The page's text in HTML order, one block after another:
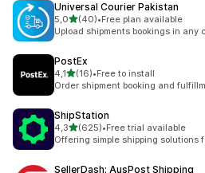
Universal Courier Pakistan
5,0z 5 hvězd
(40)
Celkový počet recenzí: 40
•Free plan available
Upload shipments bookings in any
PostEx
4,1z 5 hvězd
(16)
Celkový počet recenzí: 16
•Free to install
Order shipment booking and
ShipStation
4,3z 5 hvězd
(625)
Celkový počet recenzí: 625
•Free trial available
Offering simple shipping solutions
SellerDash: AusPost Shipping